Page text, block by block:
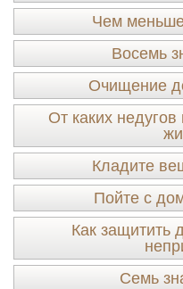
Чем
Восемь
Очищение
От каких
Кладите
Пойте с
Как защитить
Семь